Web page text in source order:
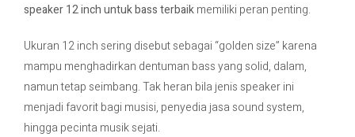
speaker 12 inch untuk bass terbaikmemiliki peran penting.
Ukuran 12 inch sering disebut sebagai “golden size” karena
mampu menghadirkan dentuman bass yang solid, dalam,
namun tetap seimbang. Tak heran bila jenis speaker ini
menjadi favorit bagi musisi, penyedia jasa sound system,
hingga pecinta musik sejati.